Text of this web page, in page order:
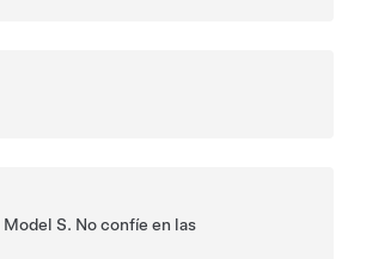
Model S. No confíe en las